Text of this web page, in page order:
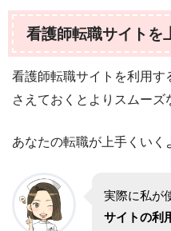
看護師転職サイトを
看護師転職サイトを利用す
さえておくとよりスムーズ
あなたの転職が上手くい
実際に私が
サイトの利